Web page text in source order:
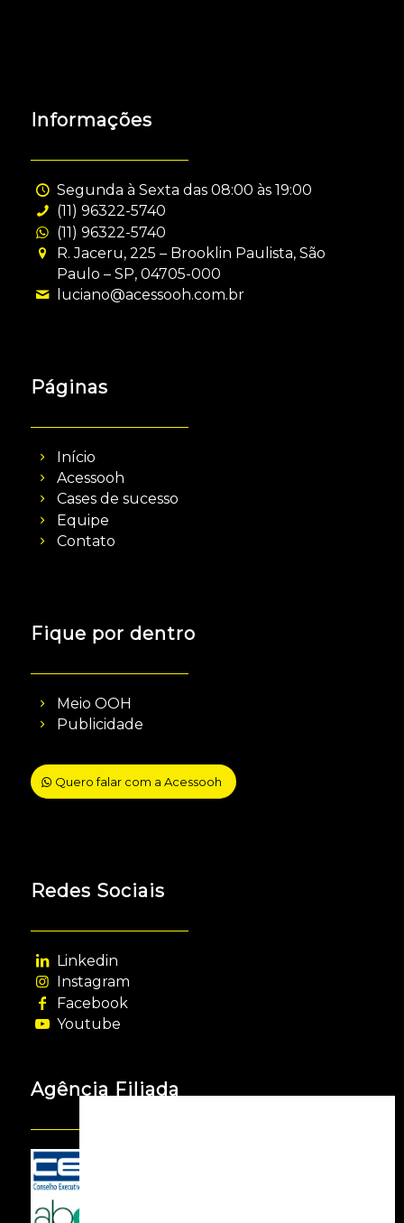
Informações
Segunda à Sexta das 08:00 às 19:00
(11) 96322-5740
(11) 96322-5740
R. Jaceru, 225 – Brooklin Paulista, São
Paulo – SP, 04705-000
luciano@acessooh.com.br
Páginas
Início
Acessooh
Cases de sucesso
Equipe
Contato
Fique por dentro
Meio OOH
Publicidade
Quero falar com a Acessooh
Redes Sociais
Linkedin
Instagram
Facebook
Youtube
Agência Filiada